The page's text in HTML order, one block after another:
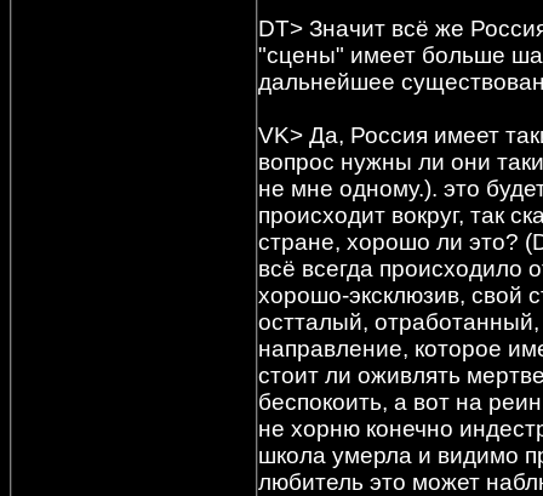
DT> Значит всё же
"сцены" имеет больше
дальнейшее
VK> Да, Россия имеет
вопрос нужны ли они
не мне одному.). это
происходит вокруг, так
стране, хорошо ли это?
всё всегда происходило
хорошо-эксклюзив, свой
остталый,
направление, которое
стоит ли оживлять
беспокоить, а вот на
не хорню конечно
школа умерла и видимо
любитель это может